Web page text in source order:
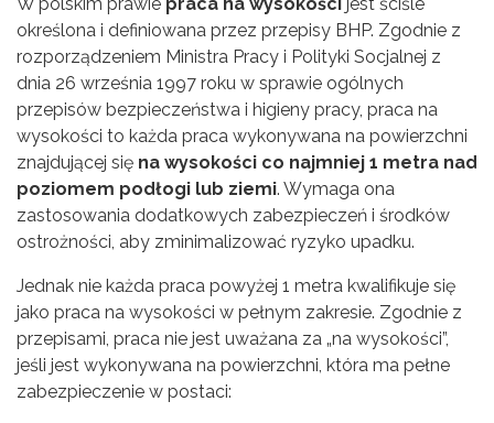
określona i definiowana przez przepisy BHP. Zgodnie z
rozporządzeniem Ministra Pracy i Polityki Socjalnej z
dnia 26 września 1997 roku w sprawie ogólnych
przepisów bezpieczeństwa i higieny pracy, praca na
wysokości to każda praca wykonywana na powierzchni
znajdującej się na wysokości co najmniej 1 metra nad
poziomem podłogi lub ziemi. Wymaga ona
zastosowania dodatkowych zabezpieczeń i środków
ostrożności, aby zminimalizować ryzyko upadku.
Jednak nie każda praca powyżej 1 metra kwalifikuje się
jako praca na wysokości w pełnym zakresie. Zgodnie z
przepisami, praca nie jest uważana za „na wysokości”,
jeśli jest wykonywana na powierzchni, która ma pełne
zabezpieczenie w postaci: